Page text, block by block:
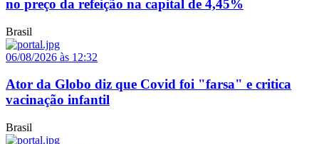
no preço da refeição na capital de 4,45%
Brasil
06/08/2026 às 12:32
Ator da Globo diz que Covid foi "farsa" e critica
vacinação infantil
Brasil